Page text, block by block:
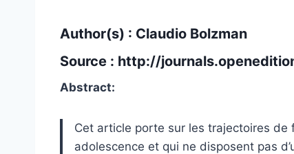
Author(s) : Claudio Bolzman
Source : http://
Abstract:
Cet article porte sur les trajectoires de
adolescence et qui ne disposent pas